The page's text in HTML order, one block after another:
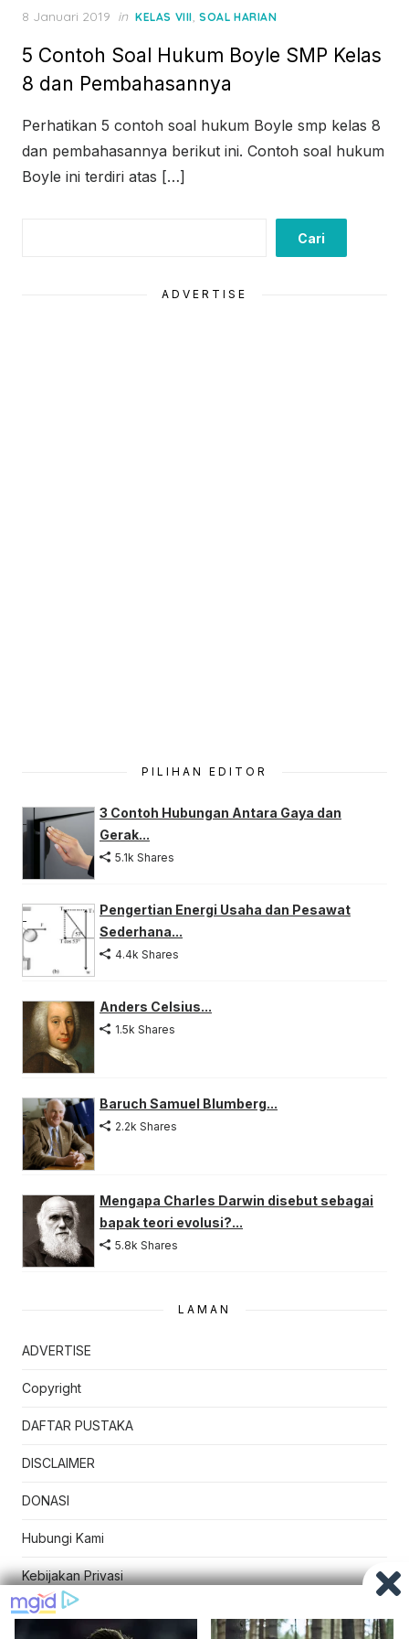
Posted
8 Januari 2019 in KELAS VIII, SOAL HARIAN
5 Contoh Soal Hukum Boyle SMP Kelas
8 dan Pembahasannya
Perhatikan 5 contoh soal hukum Boyle smp kelas 8
dan pembahasannya berikut ini. Contoh soal hukum
Boyle ini terdiri atas […]
Cari
ADVERTISE
PILIHAN EDITOR
3 Contoh Hubungan Antara Gaya dan
Gerak...
5.1k Shares
Pengertian Energi Usaha dan Pesawat
Sederhana...
4.4k Shares
Anders Celsius...
1.5k Shares
Baruch Samuel Blumberg...
2.2k Shares
Mengapa Charles Darwin disebut sebagai
bapak teori evolusi?...
5.8k Shares
LAMAN
ADVERTISE
Copyright
DAFTAR PUSTAKA
DISCLAIMER
DONASI
Hubungi Kami
Kebijakan Privasi